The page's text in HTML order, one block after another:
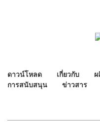
ดาวน์โหลด เกี่ยวกับ
การสนับสนุน
ข่าวสาร